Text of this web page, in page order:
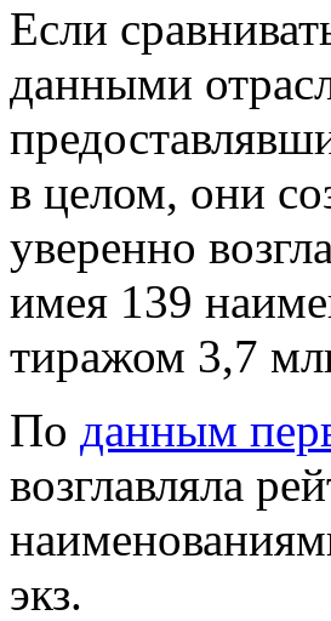
Если
данными
в целом, они
уверенно
имея 139
тиражом 3,7
По данным
возглавляла
экз.